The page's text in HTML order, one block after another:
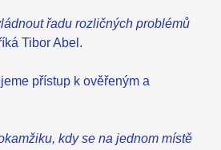
řadu rozličných problémů
Tibor Abel.
přístup k ověřeným a
kdy se na jednom místě